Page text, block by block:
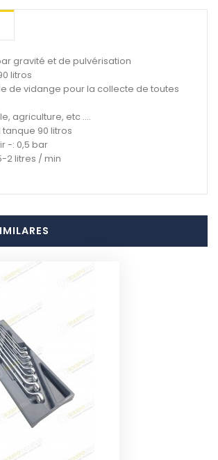
gravité et de pulvérisation
litros
de vidange pour la collecte de toutes
agriculture, etc ....
90 litros
-: 0,5 bar
2 litres / min